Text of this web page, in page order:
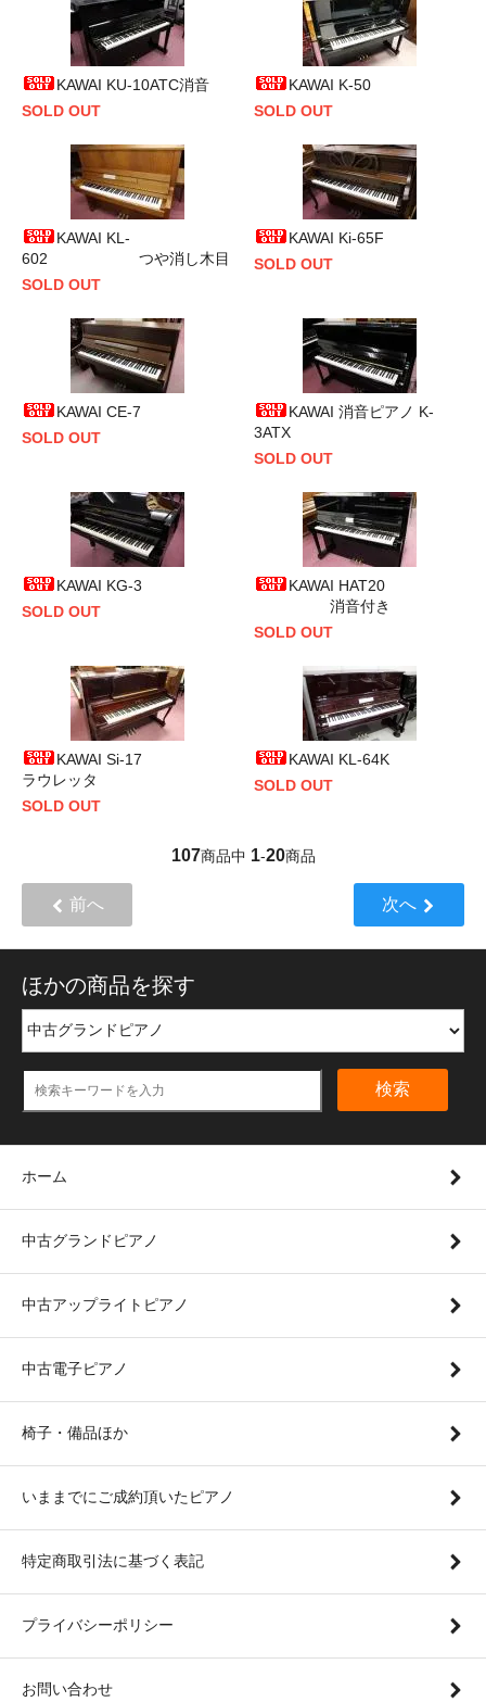
KAWAI KU-10ATC消音
SOLD OUT
KAWAI K-50
SOLD OUT
KAWAI KL-
602 つや消し木目
SOLD OUT
KAWAI Ki-65F
SOLD OUT
KAWAI CE-7
SOLD OUT
KAWAI 消音ピアノ K-
3ATX
SOLD OUT
KAWAI KG-3
SOLD OUT
KAWAI HAT20
消音付き
SOLD OUT
KAWAI Si-17
ラウレッタ
SOLD OUT
KAWAI KL-64K
SOLD OUT
107商品中 1-20商品
前へ 次へ
ほかの商品を探す
検索
ホーム
中古グランドピアノ
中古アップライトピアノ
中古電子ピアノ
椅子・備品ほか
いままでにご成約頂いたピアノ
特定商取引法に基づく表記
プライバシーポリシー
お問い合わせ